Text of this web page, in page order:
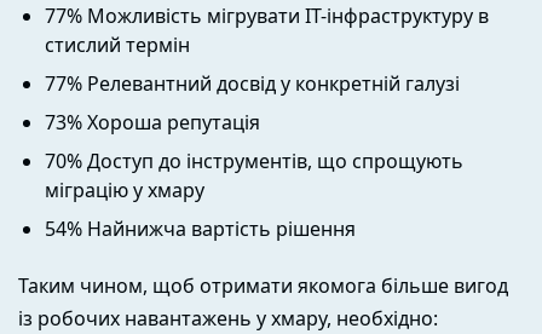
77% Можливість мігрувати IT-інфраструктуру в
стислий термін
77% Релевантний досвід у конкретній галузі
73% Хороша репутація
70% Доступ до інструментів, що спрощують
міграцію у хмару
54% Найнижча вартість рішення
Таким чином, щоб отримати якомога більше вигод
із робочих навантажень у хмару, необхідно: